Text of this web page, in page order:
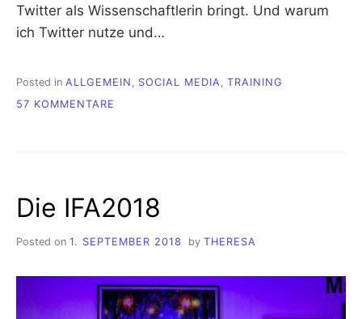
Twitter als Wissenschaftlerin bringt. Und warum
ich Twitter nutze und…
Posted in ALLGEMEIN , SOCIAL MEDIA, TRAINING
57 KOMMENTARE
ALS
WISSENSCHAFTLERIN
NUTZE
Die IFA2018
Posted on 1. SEPTEMBER 2018 by THERESA